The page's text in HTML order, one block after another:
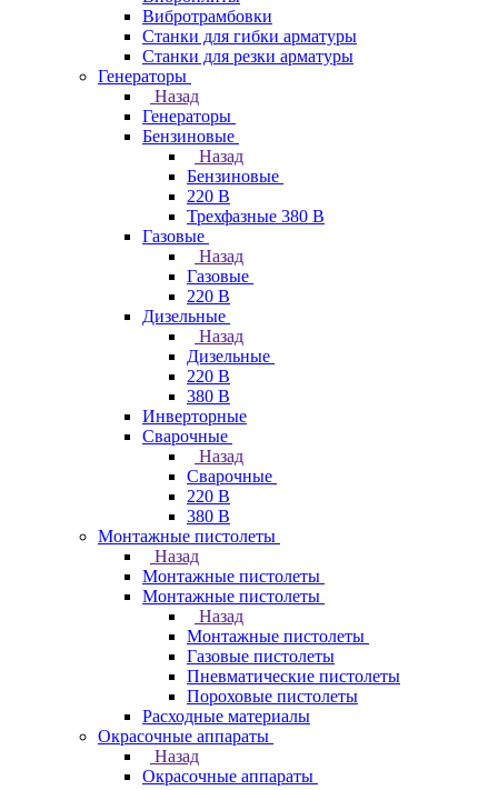
Вибротрамбовки
Станки для гибки арматуры
Станки для резки арматуры
Генераторы
Назад
Генераторы
Бензиновые
Назад
Бензиновые
220 В
Трехфазные 380 В
Газовые
Назад
Газовые
220 В
Дизельные
Назад
Дизельные
220 В
380 В
Инверторные
Сварочные
Назад
Сварочные
220 В
380 В
Монтажные пистолеты
Назад
Монтажные пистолеты
Монтажные пистолеты
Назад
Монтажные пистолеты
Газовые пистолеты
Пневматические пистолеты
Пороховые пистолеты
Расходные материалы
Окрасочные аппараты
Назад
Окрасочные аппараты